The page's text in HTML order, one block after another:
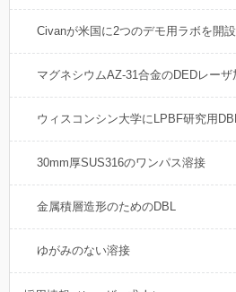
Civanが米国に2つのデモ用ラボを開設
マグネシウムAZ-31合金のDEDレーザ
ウィスコンシン大学にLPBF研究用
30mm厚SUS316のワンパス溶接
金属積層造形のためのDBL
ゆがみのない溶接